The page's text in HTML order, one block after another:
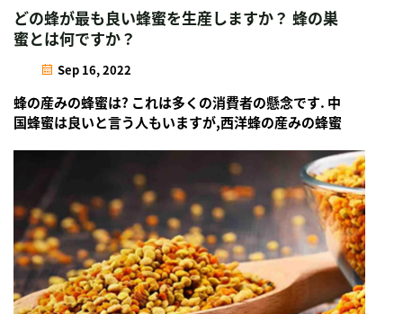
どの蜂が最も良い蜂蜜を生産しますか？ 蜂の巣
蜜とは何ですか？
Sep 16, 2022
蜂の産みの蜂蜜は? これは多くの消費者の懸念です. 中
国蜂蜜は良いと言う人もいますが,西洋蜂の産みの蜂蜜